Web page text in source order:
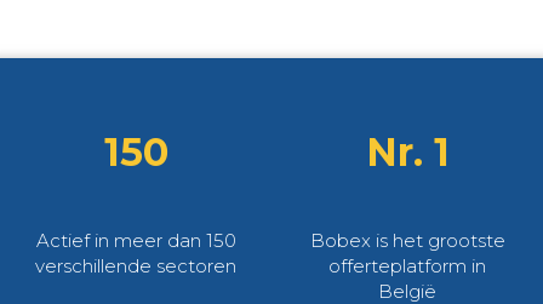
150
Actief in meer dan 150
verschillende sectoren
Nr. 1
Bobex is het grootste
offerteplatform in
België